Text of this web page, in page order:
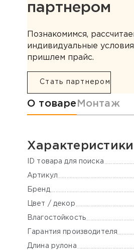
партнером
Познакомимся,
индивидуальные
пришлем прайс.
Стать партнером
Информация о
О товаре Монтаж
Характеристики
ID товара для поиска
Артикул
Бренд
Цвет / декор
Влагостойкость
Гарантия производителя
Длина рулона